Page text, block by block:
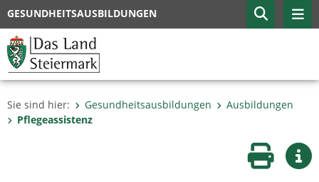
GESUNDHEITSAUSBILDUNGEN
Sie sind hier: Gesundheitsausbildungen
Ausbildungen
Pflegeassistenz
Seite